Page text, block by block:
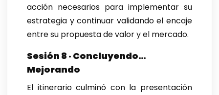
acción necesarios para implementar su
estrategia y continuar validando el encaje
entre su propuesta de valor y el mercado.
Sesión 8 · Concluyendo…
Mejorando
El itinerario culminó con la presentación